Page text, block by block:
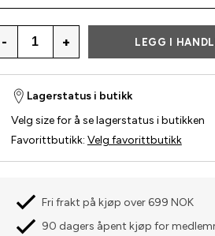
- + LEGG I
Lagerstatus i butikk
Velg size for å se lagerstatus i butikken
Favorittbutikk: Velg favorittbutikk
Fri frakt på kjøp over 699 NOK
90 dagers åpent kjøp for